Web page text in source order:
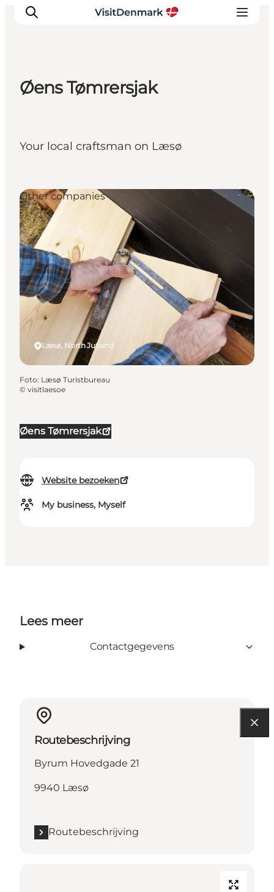
Wat te doen
Øens Tømrersjak
Your local craftsman on Læsø
Øens Tømrersjak
Website bezoeken
My business, Myself
Læsø, North Jutland
Other companies
Foto: Læsø Turistbureau
© visitlaesoe
Lees meer
Contactgegevens
Routebeschrijving
Byrum Hovedgade 21
9940 Læsø
Routebeschrijving